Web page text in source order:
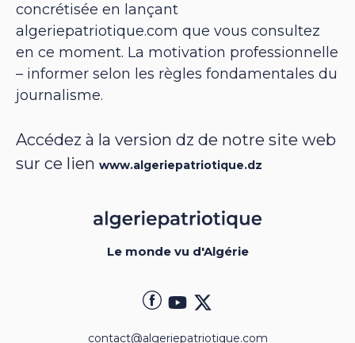
concrétisée en lançant
algeriepatriotique.com que vous consultez
en ce moment. La motivation professionnelle
– informer selon les règles fondamentales du
journalisme.
Accédez à la version dz de notre site web
sur ce lien www.algeriepatriotique.dz
Le monde vu d'Algérie
contact@algeriepatriotique.com